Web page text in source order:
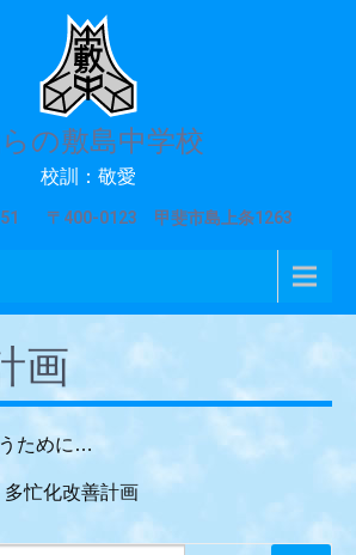
の敷島中学校
校訓：敬愛
〒400-0123 甲斐市島上条1263
画
ために…
多忙化改善計画